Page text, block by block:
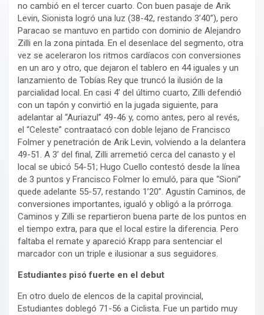
no cambió en el tercer cuarto. Con buen pasaje de Arik
Levin, Sionista logró una luz (38-42, restando 3’40”), pero
Paracao se mantuvo en partido con dominio de Alejandro
Zilli en la zona pintada. En el desenlace del segmento, otra
vez se aceleraron los ritmos cardíacos con conversiones
en un aro y otro, que dejaron el tablero en 44 iguales y un
lanzamiento de Tobías Rey que truncó la ilusión de la
parcialidad local. En casi 4’ del último cuarto, Zilli defendió
con un tapón y convirtió en la jugada siguiente, para
adelantar al “Auriazul” 49-46 y, como antes, pero al revés,
el “Celeste” contraatacó con doble lejano de Francisco
Folmer y penetración de Arik Levin, volviendo a la delantera
49-51. A 3’ del final, Zilli arremetió cerca del canasto y el
local se ubicó 54-51; Hugo Cuello contestó desde la línea
de 3 puntos y Francisco Folmer lo emuló, para que “Sioni”
quede adelante 55-57, restando 1’20”. Agustín Caminos, de
conversiones importantes, igualó y obligó a la prórroga.
Caminos y Zilli se repartieron buena parte de los puntos en
el tiempo extra, para que el local estire la diferencia. Pero
faltaba el remate y apareció Krapp para sentenciar el
marcador con un triple e ilusionar a sus seguidores.
Estudiantes pisó fuerte en el debut
En otro duelo de elencos de la capital provincial,
Estudiantes doblegó 71-56 a Ciclista. Fue un partido muy